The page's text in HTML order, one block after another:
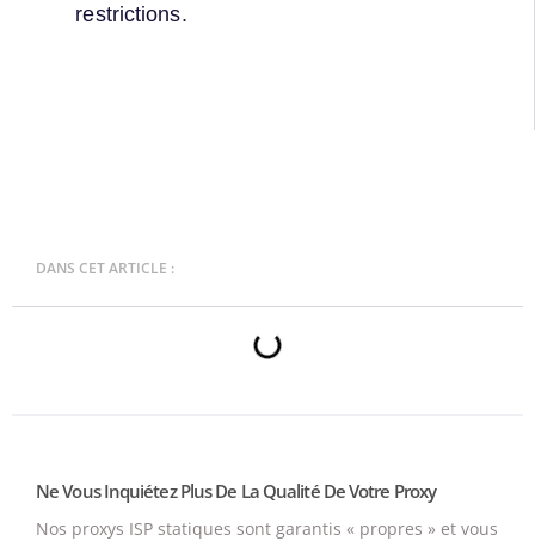
restrictions.
DANS CET ARTICLE :
Ne Vous Inquiétez Plus De La Qualité De Votre Proxy
Nos proxys ISP statiques sont garantis « propres » et vous